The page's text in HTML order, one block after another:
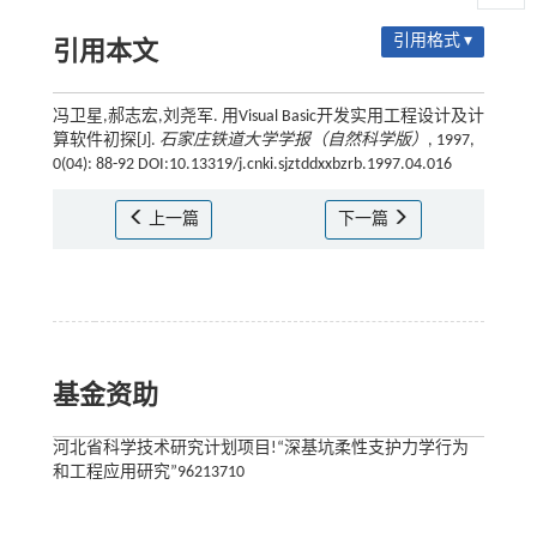
引用本文 引用格式 ▾
冯卫星,郝志宏,刘尧军. 用Visual Basic开发实用工程设计及计
算软件初探[J]. 石家庄铁道大学学报（自然科学版） , 1997,
0(04): 88-92 DOI:10.13319/j.cnki.sjztddxxbzrb.1997.04.016
上一篇 下一篇
基金资助
河北省科学技术研究计划项目!“深基坑柔性支护力学行为
和工程应用研究”96213710